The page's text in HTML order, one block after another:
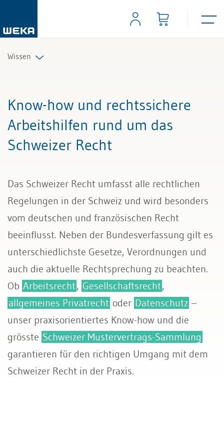
Wissen
Management
Führung & Kompetenzen
Recht
Bau & Immobilien
Know-how und rechtssichere
Arbeitshilfen rund um das
Schweizer Recht
Das Schweizer Recht umfasst alle rechtlichen
Regelungen in der Schweiz und wird besonders
vom deutschen und französischen Recht
beeinflusst. Neben der Bundesverfassung gilt es
unterschiedlichste Gesetze, Verordnungen und
auch die aktuelle Rechtsprechung zu beachten.
Ob Arbeitsrecht, Gesellschaftsrecht,
allgemeines Privatrecht oder Datenschutz –
unser praxisorientiertes Know-how und die
grösste Schweizer Mustervertrags-Sammlung
garantieren für den richtigen Umgang mit dem
Schweizer Recht in der Praxis.